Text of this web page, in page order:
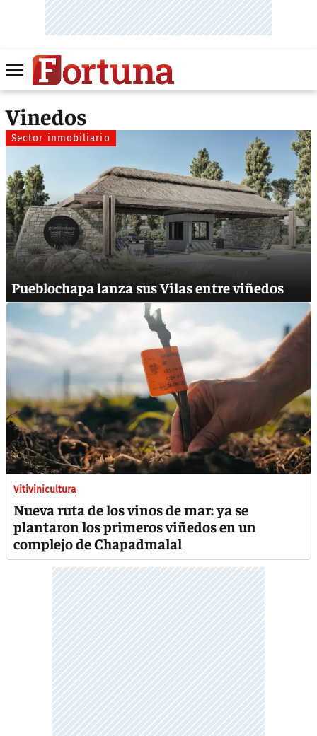
Vinedos
Sector inmobiliario
Pueblochapa lanza sus Vilas entre viñedos
Vitivinicultura
Nueva ruta de los vinos de mar: ya se
plantaron los primeros viñedos en un
complejo de Chapadmalal